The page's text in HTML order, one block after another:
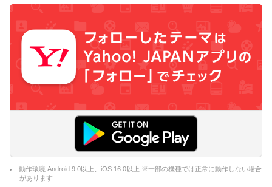
動作環境 Android 9.0以上、iOS 16.0以上 ※一部の機種では正常に動作しない場合
があります